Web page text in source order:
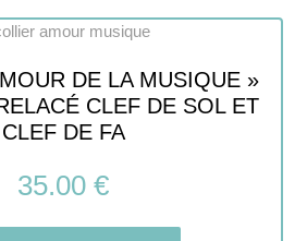
DE LA MUSIQUE »
CLEF DE SOL ET
CLEF DE FA
35.00 €